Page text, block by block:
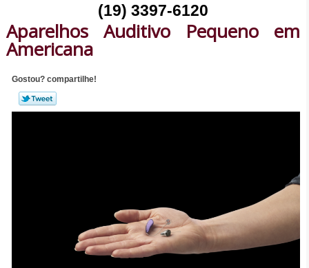
(19) 3397-6120
Aparelhos Auditivo Pequeno em
Americana
Gostou? compartilhe!